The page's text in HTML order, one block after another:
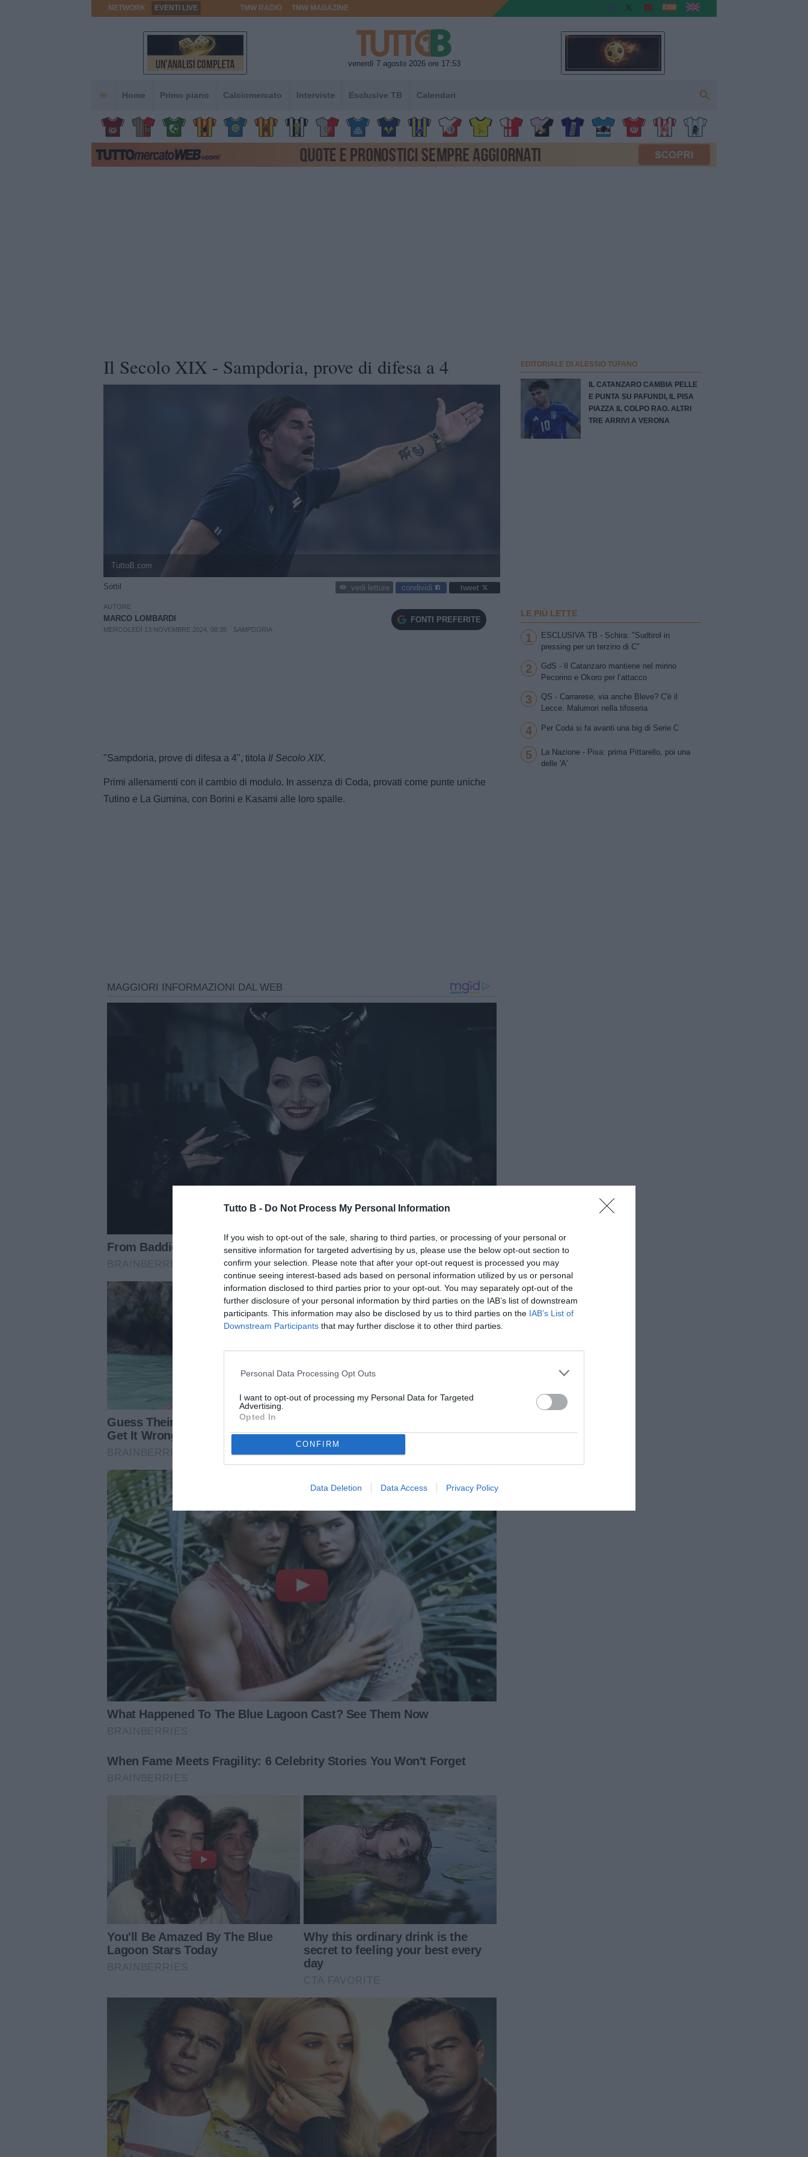
Tutto B - Do Not Process My Personal Information
If you wish to opt-out of the sale, sharing to third parties, or processing of your personal or
sensitive information for targeted advertising by us, please use the below opt-out section to
confirm your selection. Please note that after your opt-out request is processed you may
continue seeing interest-based ads based on personal information utilized by us or personal
information disclosed to third parties prior to your opt-out. You may separately opt-out of the
further disclosure of your personal information by third parties on the IAB’s list of downstream
participants. This information may also be disclosed by us to third parties on the IAB’s List of
Downstream Participants that may further disclose it to other third parties.
Personal Data Processing Opt Outs
I want to opt-out of processing my Personal Data for Targeted
Advertising.
Opted In
CONFIRM
Data Deletion Data Access Privacy Policy
NETWORK EVENTI LIVE TMW RADIO TMW MAGAZINE
venerdì 7 agosto 2026 ore 17:53
Home Primo piano Calciomercato Interviste Esclusive TB Calendari
Il Secolo XIX - Sampdoria, prove di difesa a 4
TuttoB.com
Sottil vedi letture condividi tweet
AUTORE
MARCO LOMBARDI
MERCOLEDÌ 13 NOVEMBRE 2024, 08:35 SAMPDORIA
FONTI PREFERITE
"Sampdoria, prove di difesa a 4", titola Il Secolo XIX.
Primi allenamenti con il cambio di modulo. In assenza di Coda, provati come punte uniche
Tutino e La Gumina, con Borini e Kasami alle loro spalle.
EDITORIALE DI ALESSIO TUFANO
IL CATANZARO CAMBIA PELLE
E PUNTA SU PAFUNDI, IL PISA
PIAZZA IL COLPO RAO. ALTRI
TRE ARRIVI A VERONA
LE PIÙ LETTE
1
ESCLUSIVA TB - Schira: "Sudtirol in
pressing per un terzino di C"
2
GdS - Il Catanzaro mantiene nel mirino
Pecorino e Okoro per l’attacco
3
QS - Carrarese, via anche Bleve? C'è il
Lecce. Malumori nella tifoseria
4 Per Coda si fa avanti una big di Serie C
5
La Nazione - Pisa: prima Pittarello, poi una
delle 'A'